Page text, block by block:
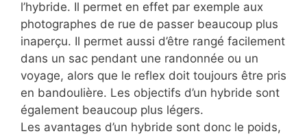
l’hybride. Il permet en effet par exemple aux
photographes de rue de passer beaucoup plus
inaperçu. Il permet aussi d’être rangé facilement
dans un sac pendant une randonnée ou un
voyage, alors que le reflex doit toujours être pris
en bandoulière. Les objectifs d’un hybride sont
également beaucoup plus légers.
Les avantages d’un hybride sont donc le poids,